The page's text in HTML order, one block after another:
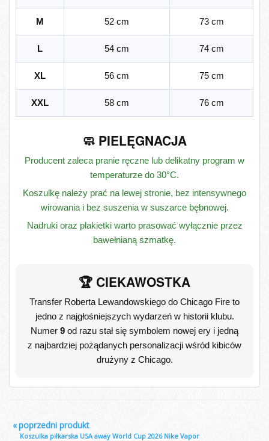
M 52 cm 73 cm
L 54 cm 74 cm
XL 56 cm 75 cm
XXL 58 cm 76 cm
🧼 PIELĘGNACJA
Producent zaleca pranie ręczne lub delikatny program w
temperaturze do 30°C.
Koszulkę należy prać na lewej stronie, bez intensywnego
wirowania i bez suszenia w suszarce bębnowej.
Nadruki oraz plakietki warto prasować wyłącznie przez
bawełnianą szmatkę.
🏆 CIEKAWOSTKA
Transfer Roberta Lewandowskiego do Chicago Fire to
jedno z najgłośniejszych wydarzeń w historii klubu.
Numer 9 od razu stał się symbolem nowej ery i jedną
z najbardziej pożądanych personalizacji wśród kibiców
drużyny z Chicago.
«poprzedni produkt
Koszulka piłkarska USA away World Cup 2026 Nike Vapor